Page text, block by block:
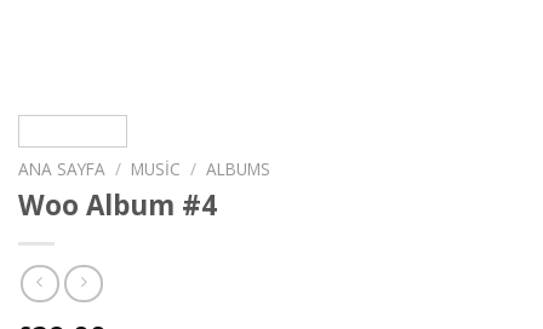
ANA SAYFA / MUSIC / ALBUMS
Woo Album #4